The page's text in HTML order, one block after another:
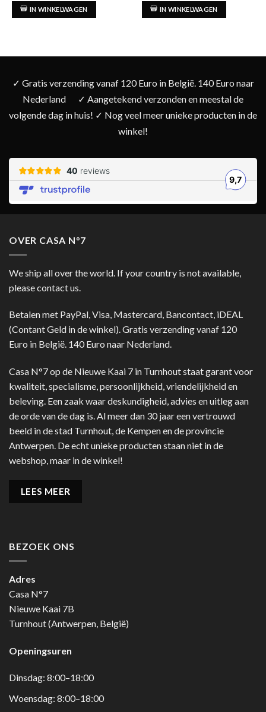
IN WINKELWAGEN IN WINKELWAGEN
✓ Gratis verzending vanaf 120 Euro in België. 140 Euro naar
Nederland
✓ Aangetekend verzonden en meestal de
volgende dag in huis! ✓ Nog veel meer unieke producten in de
winkel!
OVER CASA N°7
We ship all over the world. If your country is not available,
please contact us.
Betalen met PayPal, Visa, Mastercard, Bancontact, iDEAL
(Contant Geld in de winkel). Gratis verzending vanaf 120
Euro in België. 140 Euro naar Nederland.
Casa N°7 op de Nieuwe Kaai 7 in Turnhout staat garant voor
kwaliteit, specialisme, persoonlijkheid, vriendelijkheid en
beleving. Een zaak waar deskundigheid, advies en uitleg aan
de orde van de dag is. Al meer dan 30 jaar een vertrouwd
beeld in de stad Turnhout, de Kempen en de provincie
Antwerpen. De echt unieke producten staan niet in de
webshop, maar in de winkel!
LEES MEER
BEZOEK ONS
Adres
Casa N°7
Nieuwe Kaai 7B
Turnhout (Antwerpen, België)
Openingsuren
Dinsdag: 8:00–18:00
Woensdag: 8:00–18:00